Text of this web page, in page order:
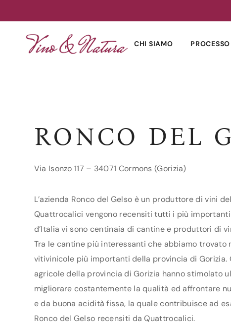
CHI SIAMO PROCESSO
RONCO DEL
Via Isonzo 117 – 34071 Cormons (Gorizia)
L’azienda Ronco del Gelso è un produttore di vini
Quattrocalici vengono recensiti tutti i più
d’Italia vi sono centinaia di cantine e produttori di
Tra le cantine più interessanti che abbiamo trovato
vitivinicole più importanti della provincia di
agricole della provincia di Gorizia hanno stimolato
migliorare costantemente la qualità ed affrontare
e da buona acidità fissa, la quale contribuisce ad
Ronco del Gelso recensiti da Quattrocalici.